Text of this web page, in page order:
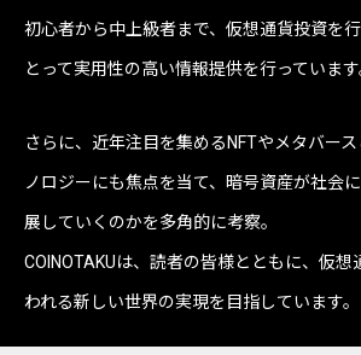
初心者から中上級者まで、仮想通貨投資を
とって実用性の高い情報提供を行っています
さらに、近年注目を集めるNFTやメタバー
ノロジーにも焦点を当て、暗号資産が社会
展していくのかを多角的に考察。
COINOTAKUは、読者の皆様とともに、仮想
われる新しい世界の実現を目指しています。